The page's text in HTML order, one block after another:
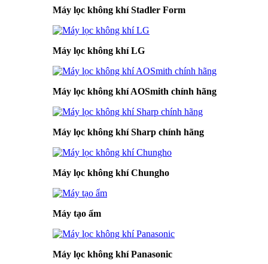
Máy lọc không khí Stadler Form
Máy lọc không khí LG
Máy lọc không khí AOSmith chính hãng
Máy lọc không khí Sharp chính hãng
Máy lọc không khí Chungho
Máy tạo ẩm
Máy lọc không khí Panasonic